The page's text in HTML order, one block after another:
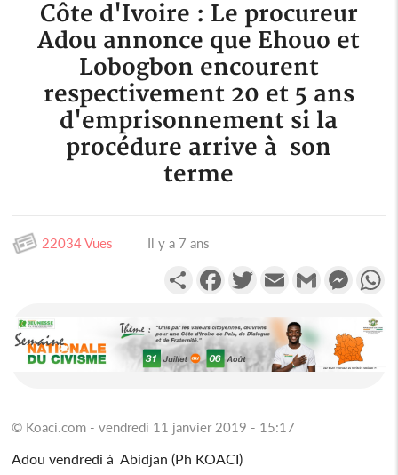
Côte d'Ivoire : Le procureur
Adou annonce que Ehouo et
Lobogbon encourent
respectivement 20 et 5 ans
d'emprisonnement si la
procédure arrive à son
terme
22034 Vues Il y a 7 ans
PartagerFacebookTwitterEmail Gmail
© Koaci.com - vendredi 11 janvier 2019 - 15:17
Adou vendredi à Abidjan (Ph KOACI)